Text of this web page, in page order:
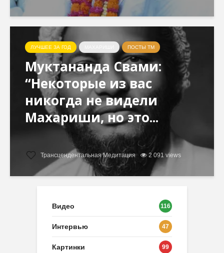
ЛУЧШЕЕ ЗА ГОД ПОСТЫ ТМ
Муктананда Свами:
“Некоторые из вас
никогда не видели
Махариши, но это...
Трансцендентальная Медитация 2 091 views
Видео 116
Интервью 47
Картинки 99